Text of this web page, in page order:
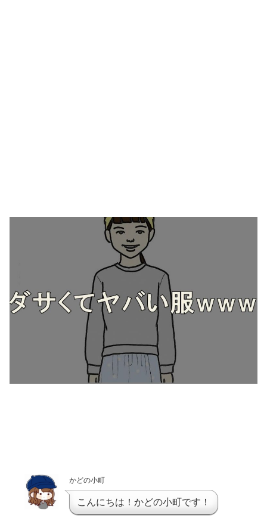
かどの小町
こんにちは！かどの小町です！